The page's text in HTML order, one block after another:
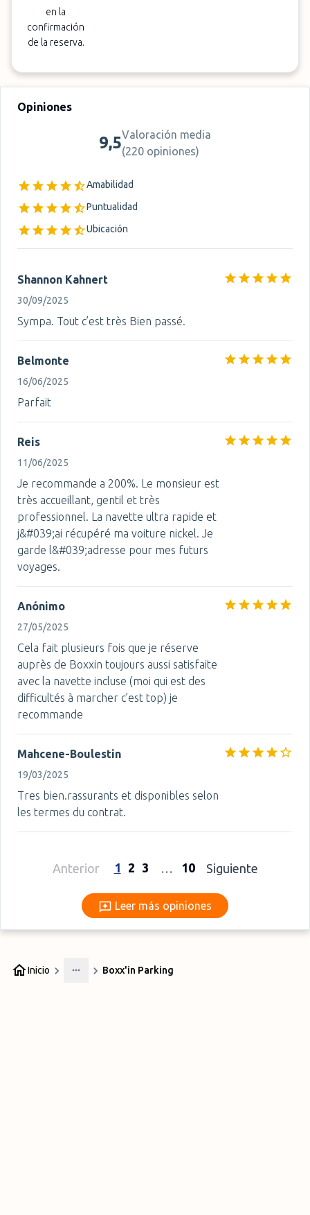
en la
confirmación
de la reserva.
Opiniones
9,5Valoración media
(220 opiniones)
Amabilidad
Puntualidad
Ubicación
Shannon Kahnert
30/09/2025
Sympa. Tout c’est très Bien passé.
Belmonte
16/06/2025
Parfait
Reis
11/06/2025
Je recommande a 200%. Le monsieur est
très accueillant, gentil et très
professionnel. La navette ultra rapide et
j&#039;ai récupéré ma voiture nickel. Je
garde l&#039;adresse pour mes futurs
voyages.
Anónimo
27/05/2025
Cela fait plusieurs fois que je réserve
auprès de Boxxin toujours aussi satisfaite
avec la navette incluse (moi qui est des
difficultés à marcher c’est top) je
recommande
Mahcene-Boulestin
19/03/2025
Tres bien.rassurants et disponibles selon
les termes du contrat.
Anterior 1 2 3 … 10 Siguiente
Leer más opiniones
Leer más opiniones
Inicio
More
Boxx'in Parking